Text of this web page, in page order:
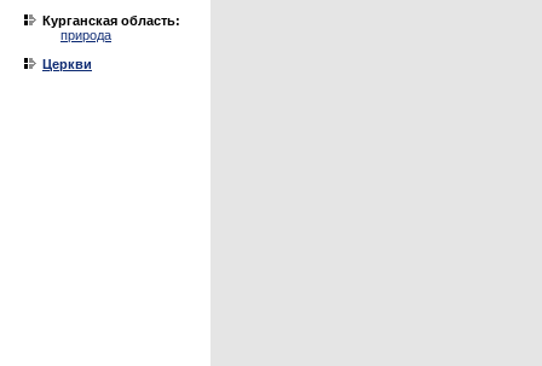
Курганская область:
природа
Церкви